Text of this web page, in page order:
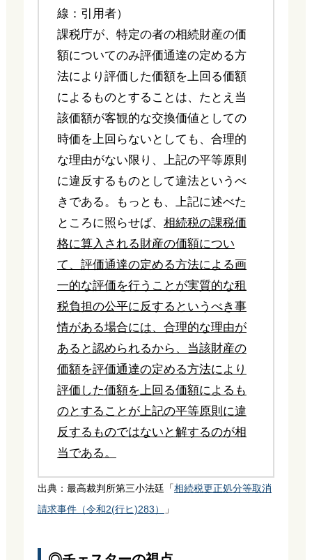
線：引用者）
課税庁が、特定の者の相続財産の価
額についてのみ評価通達の定める方
法により評価した価額を上回る価額
によるものとすることは、たとえ当
該価額が客観的な交換価値としての
時価を上回らないとしても、合理的
な理由がない限り、上記の平等原則
に違反するものとして違法というべ
きである。もっとも、上記に述べた
ところに照らせば、 相続税の課税価
格に算入される財産の価額につい
て、評価通達の定める方法による画
一的な評価を行うことが実質的な租
税負担の公平に反するというべき事
情がある場合には、合理的な理由が
あると認められるから、当該財産の
価額を評価通達の定める方法により
評価した価額を上回る価額によるも
のとすることが上記の平等原則に違
反するものではないと解するのが相
当である。
出典：最高裁判所第三小法廷「 相続税更正処分等取消
請求事件（令和2(行ヒ)283）
」